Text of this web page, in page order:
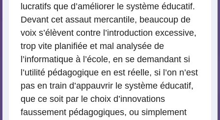
lucratifs que d’améliorer le système éducatif.
Devant cet assaut mercantile, beaucoup de
voix s’élèvent contre l’introduction excessive,
trop vite planifiée et mal analysée de
l’informatique à l’école, en se demandant si
l’utilité pédagogique en est réelle, si l’on n’est
pas en train d’appauvrir le système éducatif,
que ce soit par le choix d’innovations
faussement pédagogiques, ou simplement